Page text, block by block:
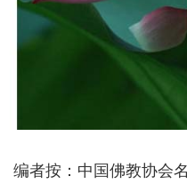
编者按：中国佛教协会